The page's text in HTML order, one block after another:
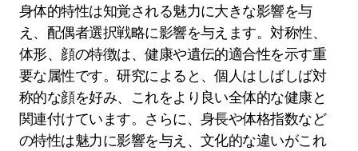
身体的特性は知覚される魅力に大きな影響を与
え、配偶者選択戦略に影響を与えます。対称性、
体形、顔の特徴は、健康や遺伝的適合性を示す重
要な属性です。研究によると、個人はしばしば対
称的な顔を好み、これをより良い全体的な健康と
関連付けています。さらに、身長や体格指数など
の特性は魅力に影響を与え、文化的な違いがこれ